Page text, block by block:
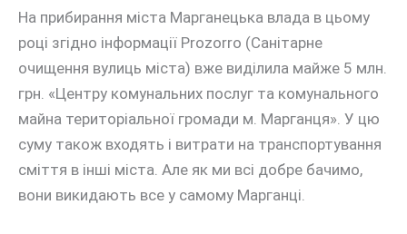
На прибирання міста Марганецька влада в цьому
році згідно інформації Prozorro (Санітарне
очищення вулиць міста) вже виділила майже 5 млн.
грн. «Центру комунальних послуг та комунального
майна територіальної громади м. Марганця». У цю
суму також входять і витрати на транспортування
сміття в інші міста. Але як ми всі добре бачимо,
вони викидають все у самому Марганці.